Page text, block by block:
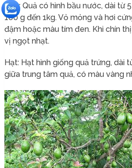
Quả: Quả có hình bầu nước, dài từ
100 g đến 1kg. Vỏ mỏng và hơi
đậm hoặc màu tím đen. Khi chín
vị ngọt nhạt.
Hạt: Hạt hình giống quả trứng, dài
giữa trung tâm quả, có màu vàng